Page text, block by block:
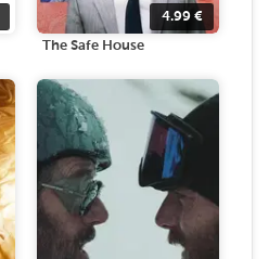
4.99 €
The Safe House